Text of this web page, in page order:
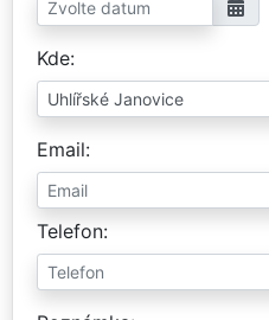
Kde
Email
Telefon